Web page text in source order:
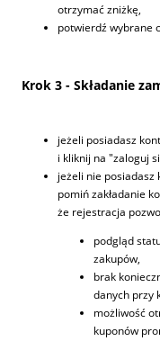
otrzymać zniżkę,
potwierdź wybrane
Krok 3 - Składanie
jeżeli posiadasz
i kliknij na "zaloguj
jeżeli nie
pomiń zakładanie
że rejestracja
podgląd
zakupów,
brak
danych przy
możliwość
kuponów